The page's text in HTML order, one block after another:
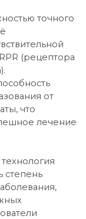
точного
(рецептора
от
что
лечение
степень